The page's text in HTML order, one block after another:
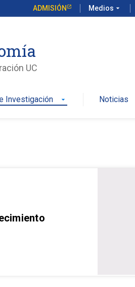
ADMISIÓN Medios arrow_drop_down
UC
Investigación arrow_drop_down Noticias